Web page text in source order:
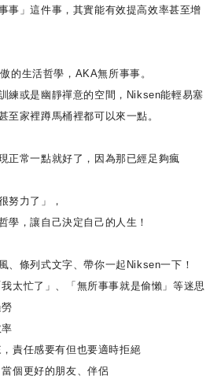
」這件事，其實能有效提高效率甚至增
生活哲學，AKA無所事事。
或是幽靜禪意的空間，Niksen能輕易塞
至家裡蹲馬桶裡都可以來一點。
常一點就好了，因為那已經足夠瘋
力了」，
，讓自己決定自己的人生！
條列式文字、帶你一起Niksen一下！
了」、「無所事事就是偷懶」等迷思
任感要有但也要適時拒絕
更好的朋友、伴侶